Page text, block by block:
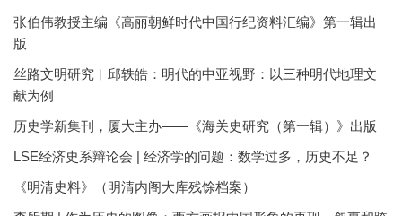
张伯伟教授主编《高丽朝鲜时代中国行纪资料汇编》第一辑出
版
丝路文明研究︱邱轶皓：明代的中亚视野：以三种明代地理文
献为例
历史学新集刊，厦大主办——《海关史研究（第一辑）》出版
LSE经济史系辩论会 | 经济学的问题：数学过多，历史不足？
《明清史料》（明清内阁大库残馀档案）